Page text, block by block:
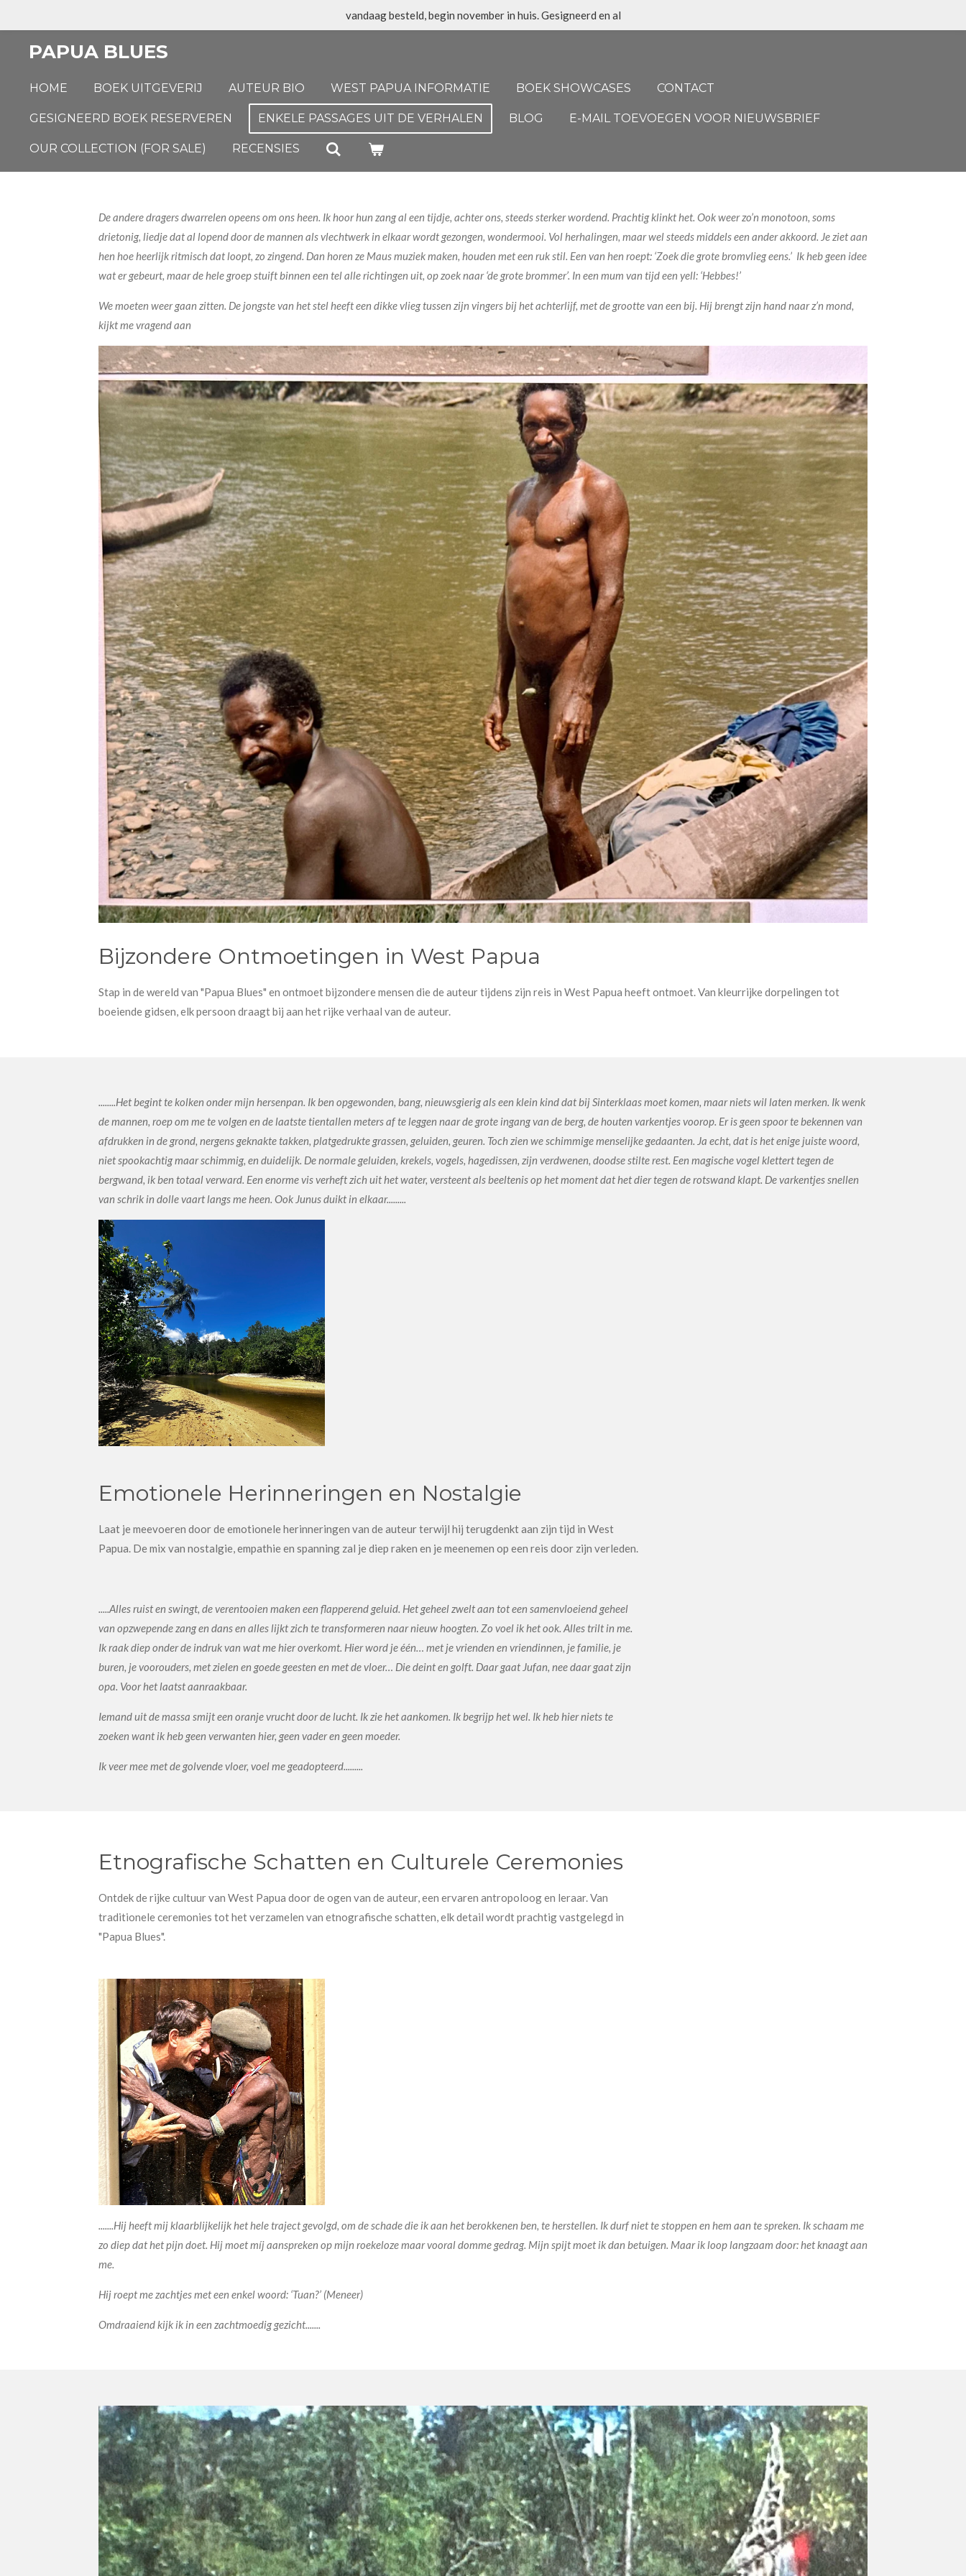
hoofdinhoud
vandaag besteld, begin november in huis. Gesigneerd en al
PAPUA BLUES
HOME BOEK UITGEVERIJ AUTEUR BIO WEST PAPUA INFORMATIE BOEK SHOWCASES CONTACT
GESIGNEERD BOEK RESERVEREN ENKELE PASSAGES UIT DE VERHALEN BLOG E-MAIL TOEVOEGEN VOOR NIEUWSBRIEF
OUR COLLECTION (FOR SALE) RECENSIES
De andere dragers dwarrelen opeens om ons heen. Ik hoor hun zang al een tijdje, achter ons, steeds sterker wordend. Prachtig klinkt het. Ook weer zo’n monotoon, soms
drietonig, liedje dat al lopend door de mannen als vlechtwerk in elkaar wordt gezongen, wondermooi. Vol herhalingen, maar wel steeds middels een ander akkoord. Je ziet aan
hen hoe heerlijk ritmisch dat loopt, zo zingend. Dan horen ze Maus muziek maken, houden met een ruk stil. Een van hen roept: ‘Zoek die grote bromvlieg eens.’ Ik heb geen idee
wat er gebeurt, maar de hele groep stuift binnen een tel alle richtingen uit, op zoek naar ‘de grote brommer’. In een mum van tijd een yell: ‘Hebbes!’
We moeten weer gaan zitten. De jongste van het stel heeft een dikke vlieg tussen zijn vingers bij het achterlijf, met de grootte van een bij. Hij brengt zijn hand naar z’n mond,
kijkt me vragend aan
Bijzondere Ontmoetingen in West Papua
Stap in de wereld van "Papua Blues" en ontmoet bijzondere mensen die de auteur tijdens zijn reis in West Papua heeft ontmoet. Van kleurrijke dorpelingen tot
boeiende gidsen, elk persoon draagt bij aan het rijke verhaal van de auteur.
........Het begint te kolken onder mijn hersenpan. Ik ben opgewonden, bang, nieuwsgierig als een klein kind dat bij Sinterklaas moet komen, maar niets wil laten merken. Ik wenk
de mannen, roep om me te volgen en de laatste tientallen meters af te leggen naar de grote ingang van de berg, de houten varkentjes voorop. Er is geen spoor te bekennen van
afdrukken in de grond, nergens geknakte takken, platgedrukte grassen, geluiden, geuren. Toch zien we schimmige menselijke gedaanten. Ja echt, dat is het enige juiste woord,
niet spookachtig maar schimmig, en duidelijk. De normale geluiden, krekels, vogels, hagedissen, zijn verdwenen, doodse stilte rest. Een magische vogel klettert tegen de
bergwand, ik ben totaal verward. Een enorme vis verheft zich uit het water, versteent als beeltenis op het moment dat het dier tegen de rotswand klapt. De varkentjes snellen
van schrik in dolle vaart langs me heen. Ook Junus duikt in elkaar.........
Emotionele Herinneringen en Nostalgie
Laat je meevoeren door de emotionele herinneringen van de auteur terwijl hij terugdenkt aan zijn tijd in West
Papua. De mix van nostalgie, empathie en spanning zal je diep raken en je meenemen op een reis door zijn verleden.
.....Alles ruist en swingt, de verentooien maken een flapperend geluid. Het geheel zwelt aan tot een samenvloeiend geheel
van opzwepende zang en dans en alles lijkt zich te transformeren naar nieuw hoogten. Zo voel ik het ook. Alles trilt in me.
Ik raak diep onder de indruk van wat me hier overkomt. Hier word je één… met je vrienden en vriendinnen, je familie, je
buren, je voorouders, met zielen en goede geesten en met de vloer… Die deint en golft. Daar gaat Jufan, nee daar gaat zijn
opa. Voor het laatst aanraakbaar.
Iemand uit de massa smijt een oranje vrucht door de lucht. Ik zie het aankomen. Ik begrijp het wel. Ik heb hier niets te
zoeken want ik heb geen verwanten hier, geen vader en geen moeder.
Ik veer mee met de golvende vloer, voel me geadopteerd.........
Etnografische Schatten en Culturele Ceremonies
Ontdek de rijke cultuur van West Papua door de ogen van de auteur, een ervaren antropoloog en leraar. Van
traditionele ceremonies tot het verzamelen van etnografische schatten, elk detail wordt prachtig vastgelegd in
"Papua Blues".
.......Hij heeft mij klaarblijkelijk het hele traject gevolgd, om de schade die ik aan het berokkenen ben, te herstellen. Ik durf niet te stoppen en hem aan te spreken. Ik schaam me
zo diep dat het pijn doet. Hij moet míj aanspreken op mijn roekeloze maar vooral domme gedrag. Mijn spijt moet ik dan betuigen. Maar ik loop langzaam door: het knaagt aan
me.
Hij roept me zachtjes met een enkel woord: ‘Tuan?’ (Meneer)
Omdraaiend kijk ik in een zachtmoedig gezicht.......